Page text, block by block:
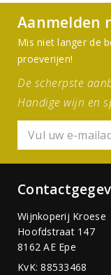
Aanmelden
Mis niet langer de
proeverijen!
De scherpste
Handige wijn en
Wijnkoperij Kroese
Hoofdstraat 147
8162 AE Epe
KvK: 88533468